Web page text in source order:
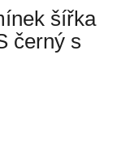
šířka
černý s